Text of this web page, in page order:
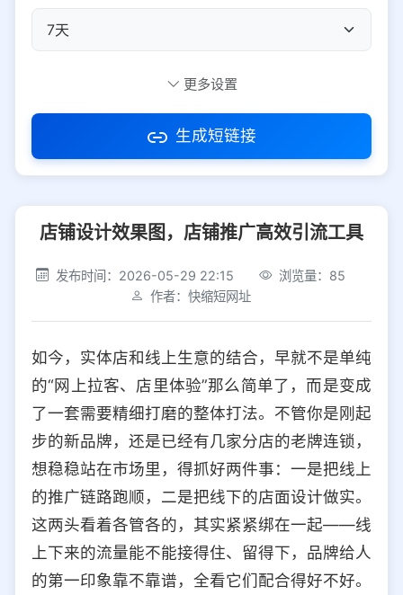
访问密码
社交平台 电商平台
选择防红平台类型，避免链接被拦截
iOS Android PC 其他
选择允许访问的平台类型
更多设置
生成短链接
店铺设计效果图，店铺推广高效引流工具
发布时间：2026-05-29 22:15
浏览量：85
作者：快缩短网址
如今，实体店和线上生意的结合，早就不是单纯
的“网上拉客、店里体验”那么简单了，而是变成
了一套需要精细打磨的整体打法。不管你是刚起
步的新品牌，还是已经有几家分店的老牌连锁，
想稳稳站在市场里，得抓好两件事：一是把线上
的推广链路跑顺，二是把线下的店面设计做实。
这两头看着各管各的，其实紧紧绑在一起——线
上下来的流量能不能接得住、留得下，品牌给人
的第一印象靠不靠谱，全看它们配合得好不好。